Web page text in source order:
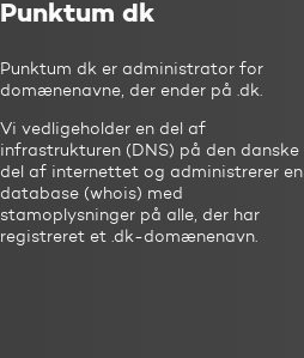
Punktum dk
Punktum dk er administrator for
domænenavne, der ender på .dk.
Vi vedligeholder en del af
infrastrukturen (DNS) på den danske
del af internettet og administrerer en
database (whois) med
stamoplysninger på alle, der har
registreret et .dk-domænenavn.